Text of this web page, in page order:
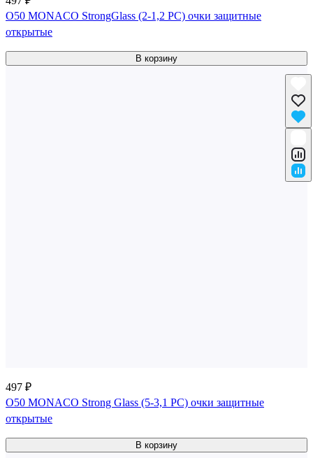
О50 MONACO StrongGlass (2-1,2 PC) очки защитные
открытые
В корзину
497 ₽
О50 MONACO Strong Glass (5-3,1 PC) очки защитные
открытые
В корзину